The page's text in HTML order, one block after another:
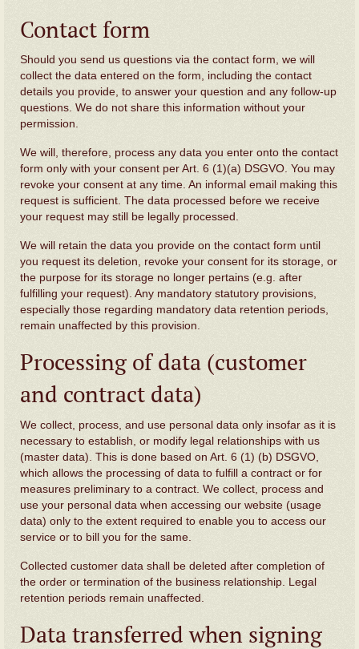
Contact form
Should you send us questions via the contact form, we will
collect the data entered on the form, including the contact
details you provide, to answer your question and any follow-up
questions. We do not share this information without your
permission.
We will, therefore, process any data you enter onto the contact
form only with your consent per Art. 6 (1)(a) DSGVO. You may
revoke your consent at any time. An informal email making this
request is sufficient. The data processed before we receive
your request may still be legally processed.
We will retain the data you provide on the contact form until
you request its deletion, revoke your consent for its storage, or
the purpose for its storage no longer pertains (e.g. after
fulfilling your request). Any mandatory statutory provisions,
especially those regarding mandatory data retention periods,
remain unaffected by this provision.
Processing of data (customer
and contract data)
We collect, process, and use personal data only insofar as it is
necessary to establish, or modify legal relationships with us
(master data). This is done based on Art. 6 (1) (b) DSGVO,
which allows the processing of data to fulfill a contract or for
measures preliminary to a contract. We collect, process and
use your personal data when accessing our website (usage
data) only to the extent required to enable you to access our
service or to bill you for the same.
Collected customer data shall be deleted after completion of
the order or termination of the business relationship. Legal
retention periods remain unaffected.
Data transferred when signing